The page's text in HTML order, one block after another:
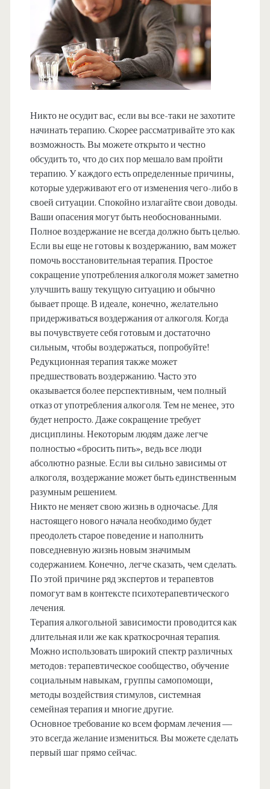
Никто не осудит вас, если вы все-таки не захотите
начинать терапию. Скорее рассматривайте это как
возможность. Вы можете открыто и честно
обсудить то, что до сих пор мешало вам пройти
терапию. У каждого есть определенные причины,
которые удерживают его от изменения чего-либо в
своей ситуации. Спокойно излагайте свои доводы.
Ваши опасения могут быть необоснованными.
Полное воздержание не всегда должно быть целью.
Если вы еще не готовы к воздержанию, вам может
помочь восстановительная терапия. Простое
сокращение употребления алкоголя может заметно
улучшить вашу текущую ситуацию и обычно
бывает проще. В идеале, конечно, желательно
придерживаться воздержания от алкоголя. Когда
вы почувствуете себя готовым и достаточно
сильным, чтобы воздержаться, попробуйте!
Редукционная терапия также может
предшествовать воздержанию. Часто это
оказывается более перспективным, чем полный
отказ от употребления алкоголя. Тем не менее, это
будет непросто. Даже сокращение требует
дисциплины. Некоторым людям даже легче
полностью «бросить пить», ведь все люди
абсолютно разные. Если вы сильно зависимы от
алкоголя, воздержание может быть единственным
разумным решением.
Никто не меняет свою жизнь в одночасье. Для
настоящего нового начала необходимо будет
преодолеть старое поведение и наполнить
повседневную жизнь новым значимым
содержанием. Конечно, легче сказать, чем сделать.
По этой причине ряд экспертов и терапевтов
помогут вам в контексте психотерапевтического
лечения.
Терапия алкогольной зависимости проводится как
длительная или же как краткосрочная терапия.
Можно использовать широкий спектр различных
методов: терапевтическое сообщество, обучение
социальным навыкам, группы самопомощи,
методы воздействия стимулов, системная
семейная терапия и многие другие.
Основное требование ко всем формам лечения —
это всегда желание измениться. Вы можете сделать
первый шаг прямо сейчас.